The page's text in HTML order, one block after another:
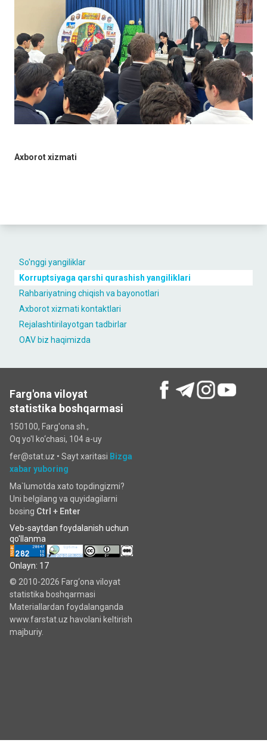
So'nggi yangiliklar
Korruptsiyaga qarshi qurashish yangiliklari
Rahbariyatning chiqish va bayonotlari
Axborot xizmati kontaktlari
Rejalashtirilayotgan tadbirlar
OAV biz haqimizda
Axborot xizmati
Farg'ona viloyat
statistika boshqarmasi
150100, Farg'ona sh.,
Oq yo'l ko‘chаsi, 104 a-uy
fer@stat.uz • Sayt xaritasi Bizga
xabar yuboring
Ma`lumotda xato topdingizmi?
Uni belgilang va quyidagilarni
bosing Ctrl + Enter
Veb-saytdan foydalanish uchun
qo'llanma
Onlayn: 17
© 2010-2026 Farg‘ona viloyat
statistika boshqarmasi
Materiallardan foydalanganda
www.farstat.uz havolani keltirish
majburiy.